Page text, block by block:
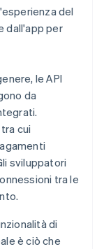
del
dall'app per
le API
da
cui
sviluppatori
tra le
di
è ciò che